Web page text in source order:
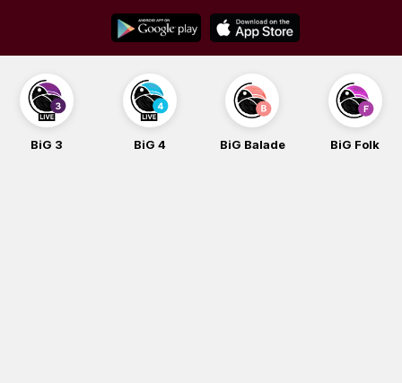
content
BiG 3 BiG 4 BiG Balade BiG Folk